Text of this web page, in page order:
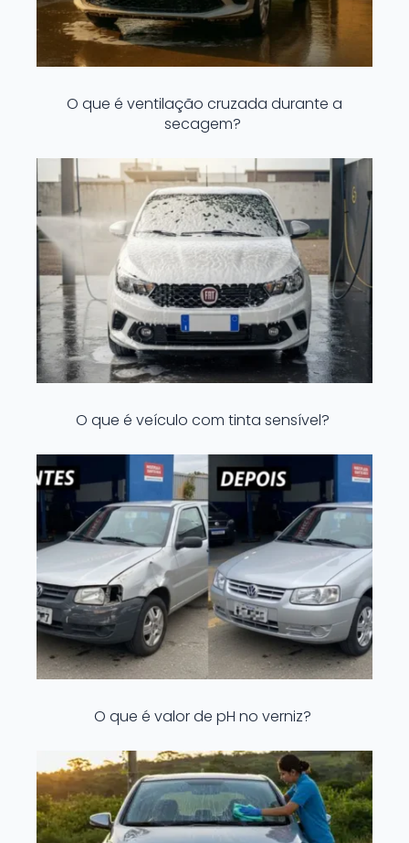
O que é ventilação cruzada durante a
secagem?
O que é veículo com tinta sensível?
O que é valor de pH no verniz?